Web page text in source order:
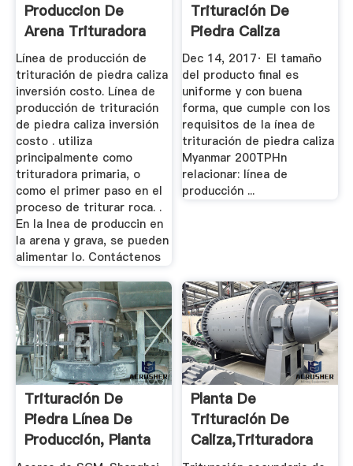
Produccion De
Arena Trituradora
De Piedra Roca
Línea de producción de
trituración de piedra caliza
inversión costo. Línea de
producción de trituración
de piedra caliza inversión
costo . utiliza
principalmente como
trituradora primaria, o
como el primer paso en el
proceso de triturar roca. .
En la lnea de produccin en
la arena y grava, se pueden
alimentar lo. Contáctenos
Trituración De
Piedra Caliza
Myanmar 200TPHn
...
Dec 14, 2017· El tamaño
del producto final es
uniforme y con buena
forma, que cumple con los
requisitos de la ínea de
trituración de piedra caliza
Myanmar 200TPHn
relacionar: línea de
producción ...
Trituración De
Piedra Línea De
Producción, Planta
De Cribado
Planta De
Trituración De
Caliza,Trituradora
De Piedra De ...